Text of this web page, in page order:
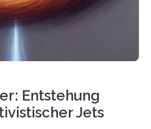
um – oder anders
In
ist es in den…
Entstehung
Jets